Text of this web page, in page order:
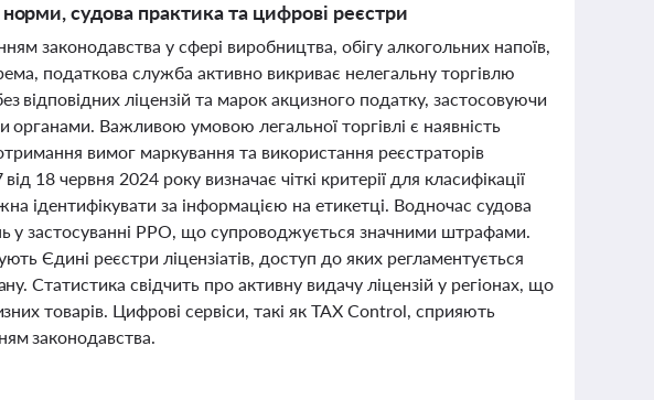
норми, судова практика та цифрові реєстри
законодавства у сфері виробництва, обігу алкогольних напоїв,
податкова служба активно викриває нелегальну торгівлю
відповідних ліцензій та марок акцизного податку, застосовуючи
Важливою умовою легальної торгівлі є наявність
вимог маркування та використання реєстраторів
18 червня 2024 року визначає чіткі критерії для класифікації
ідентифікувати за інформацією на етикетці. Водночас судова
у застосуванні РРО, що супроводжується значними штрафами.
Єдині реєстри ліцензіатів, доступ до яких регламентується
Статистика свідчить про активну видачу ліцензій у регіонах, що
товарів. Цифрові сервіси, такі як TAX Control, сприяють
законодавства.